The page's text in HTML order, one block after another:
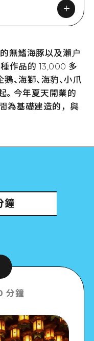
無鰭海豚以及瀨户
作品的 13,000 多
、海獅、海豹、小爪
。今年夏天開業的
為基礎建造的，與
鐘
分鐘